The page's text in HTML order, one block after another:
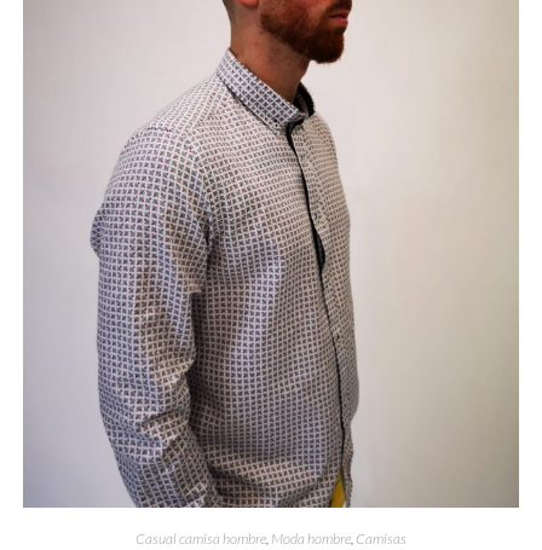
Casual camisa hombre Moda hombre Camisas